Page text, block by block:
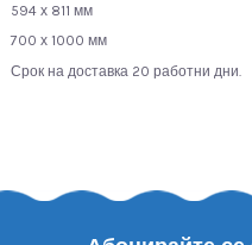
594 х 811 мм
700 х 1000 мм
Срок на доставка 20 работни дни.